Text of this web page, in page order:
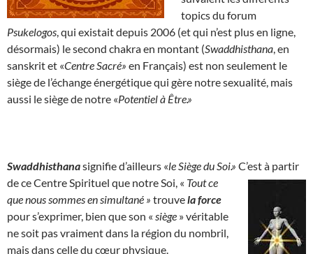
topics du forum
Psukelogos , qui existait depuis 2006 (et qui n’est plus en ligne,
désormais) le second chakra en montant (Swaddhisthana , en
sanskrit et «Centre Sacré» en Français) est non seulement le
siège de l’échange énergétique qui gère notre sexualité, mais
aussi le siège de notre «Potentiel à Être.»
Swaddhisthanasignifie d’ailleurs «le Siège du Soi.» C’est à partir
de ce Centre Spirituel que notre Soi, « Tout ce
que nous sommes en simultané » trouvela force
pour s’exprimer, bien que son « siège » véritable
ne soit pas vraiment dans la région du nombril,
mais dans celle du cœur physique.